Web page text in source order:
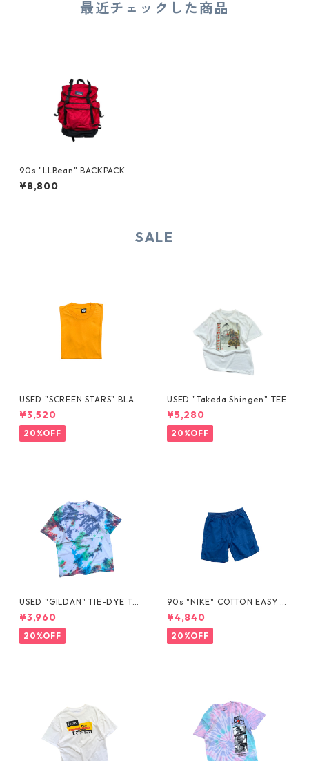
最近チェックした商品
90s "LLBean" BACKPACK
¥8,800
SALE
USED "SCREEN STARS" BLAN
K TEE
¥3,520
20%OFF
USED "Takeda Shingen" TEE
¥5,280
20%OFF
USED "GILDAN" TIE-DYE TE
E
¥3,960
20%OFF
90s "NIKE" COTTON EASY S
HORTS
¥4,840
20%OFF